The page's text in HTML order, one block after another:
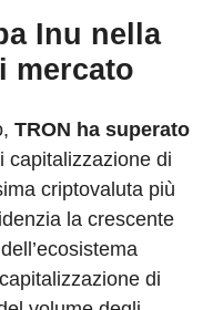
Inu nella
mercato
TRON ha superato
capitalizzazione di
criptovaluta più
la crescente
di